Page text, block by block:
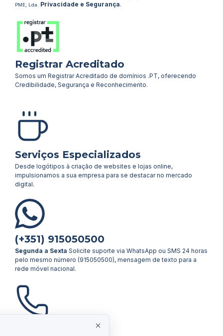
PME, Lda. Privacidade e Segurança.
Registrar Acreditado
Somos um Registrar Acreditado de domínios .PT, oferecendo
Credibilidade, Segurança e Reconhecimento.
Serviços Especializados
Desde logótipos à criação de websites e lojas online,
impulsionamos a sua empresa para se destacar no mercado
digital.
(+351) 915050500
Segunda a Sexta Solicite suporte via WhatsApp ou SMS 24 horas
pelo mesmo número (915050500), mensagem de texto para a
rede móvel nacional.
(+351) 217158770